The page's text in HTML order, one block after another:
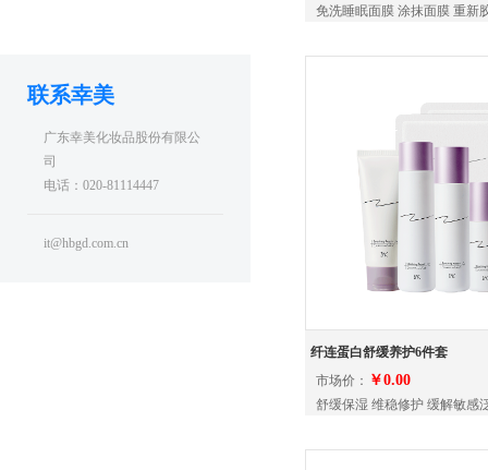
联系幸美
广东幸美化妆品股份有限公
司
电话：020-81114447
it@hbgd.com.cn
免洗睡眠面膜 涂抹面膜 重新
纤连蛋白舒缓养护6件套
市场价： ￥0.00
舒缓保湿 维稳修护 缓解敏感